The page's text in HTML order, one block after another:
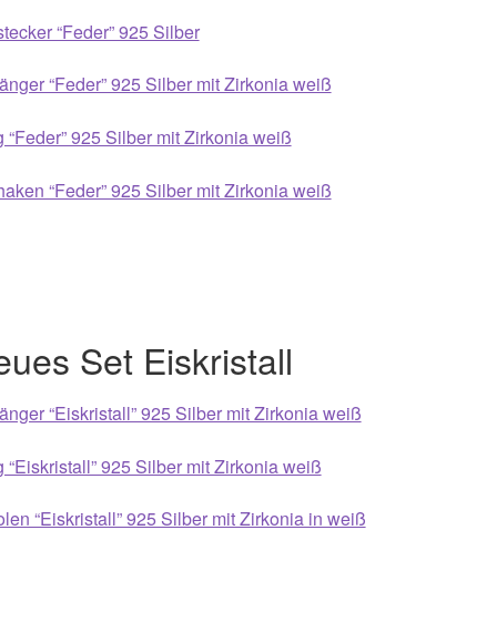
“Feder” 925 Silber
“Feder” 925 Silber mit Zirkonia weiß
“Feder” 925 Silber mit Zirkonia weiß
“Feder” 925 Silber mit Zirkonia weiß
Set Eiskristall
“Eiskristall” 925 Silber mit Zirkonia weiß
“Eiskristall” 925 Silber mit Zirkonia weiß
“Eiskristall” 925 Silber mit Zirkonia in weiß